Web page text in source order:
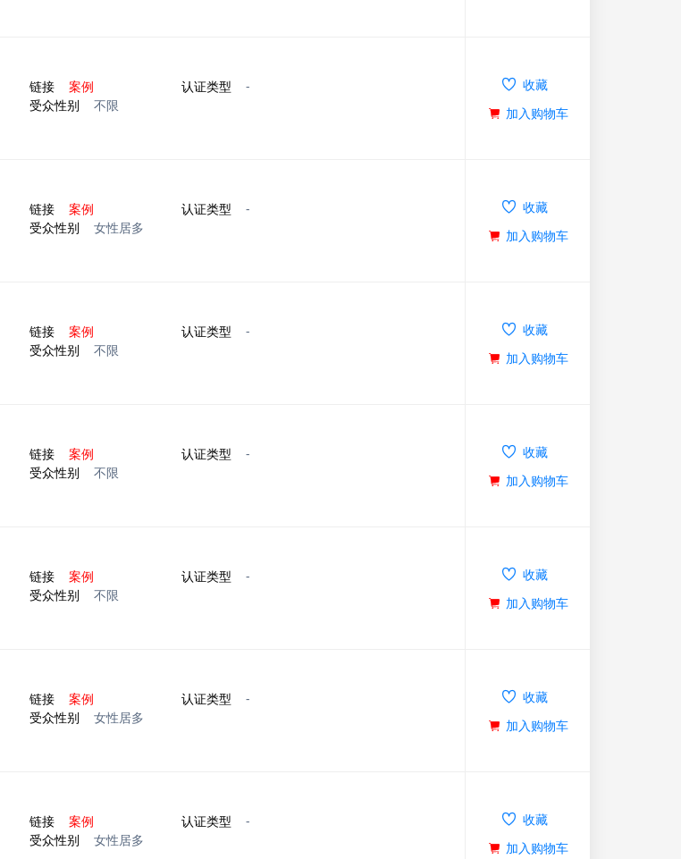
链接 案例 认证类型
-
受众性别 不限
收藏
加入购物车
链接 案例 认证类型
-
受众性别 女性居多
收藏
加入购物车
链接 案例 认证类型
-
受众性别 不限
收藏
加入购物车
链接 案例 认证类型
-
受众性别 不限
收藏
加入购物车
链接 案例 认证类型
-
受众性别 不限
收藏
加入购物车
链接 案例 认证类型
-
受众性别 女性居多
收藏
加入购物车
链接 案例 认证类型
-
受众性别 女性居多
收藏
加入购物车